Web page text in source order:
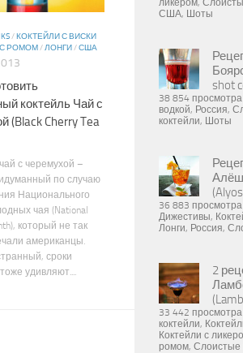
/КОКТЕЙЛИ С ВИСКИ
РОМОМ/ЛОНГИ/США
коктейль Чай с
(Black Cherry Tea
с черемухой –
по случаю
Национального
чая (National
который не так
американцы.
сроки
удивляют....
ликером,
США, Шоты
shot
38 854 просмотра
водкой, Россия,
коктейли, Шоты
36 883 просмотра
Дижестивы,
Лонги, Россия,
2
33 442 просмотра
коктейли,
Коктейли с
ромом, Слоистые